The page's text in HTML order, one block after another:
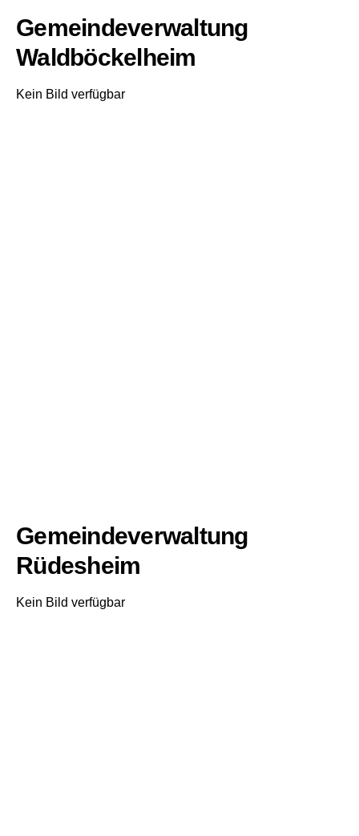
Gemeindeverwaltung
Waldböckelheim
Kein Bild verfügbar
Gemeindeverwaltung
Rüdesheim
Kein Bild verfügbar